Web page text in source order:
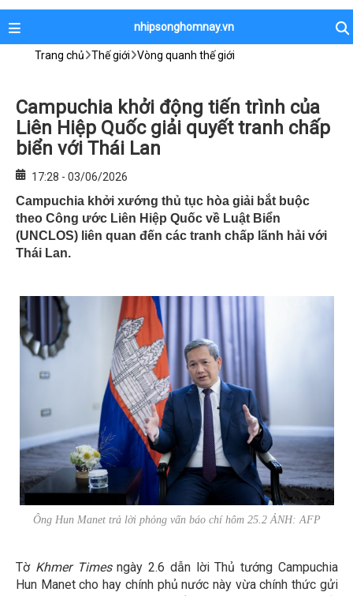
nhipsonghomnay.vn
Trang chủ Thế giới Vòng quanh thế giới
Campuchia khởi động tiến trình của
Liên Hiệp Quốc giải quyết tranh chấp
biển với Thái Lan
17:28 - 03/06/2026
Campuchia khởi xướng thủ tục hòa giải bắt buộc
theo Công ước Liên Hiệp Quốc về Luật Biển
(UNCLOS) liên quan đến các tranh chấp lãnh hải với
Thái Lan.
Ông Hun Manet trả lời phỏng vấn báo chí hôm 25.2 ẢNH: AFP
Tờ Khmer Timesngày 2.6 dẫn lời Thủ tướng Campuchia
Hun Manet cho hay chính phủ nước này vừa chính thức gửi